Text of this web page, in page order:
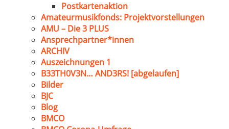
Postkartenaktion
Amateurmusikfonds: Projektvorstellungen
AMU – Die 3 PLUS
Ansprechpartner*innen
ARCHIV
Auszeichnungen 1
B33TH0V3N… AND3RS! [abgelaufen]
Bilder
BJC
Blog
BMCO